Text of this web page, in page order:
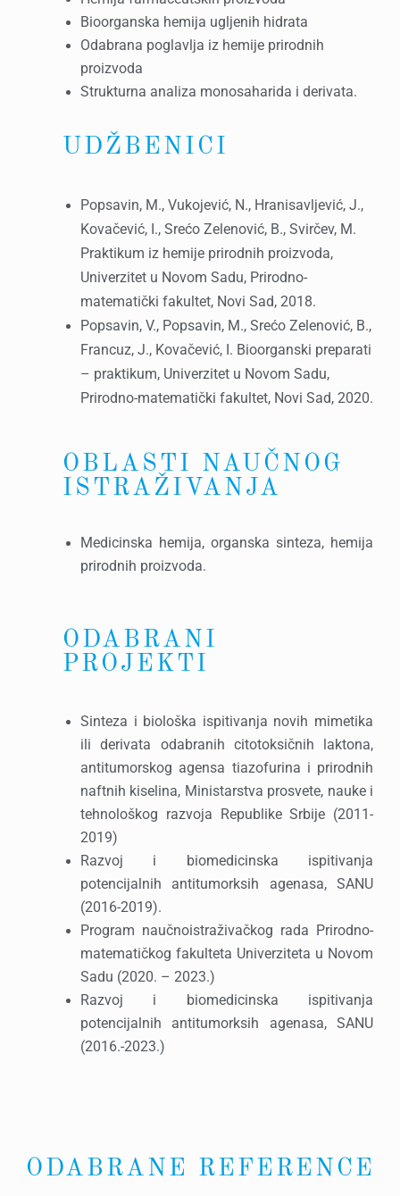
Bioorganska hemija ugljenih hidrata
Odabrana poglavlja iz hemije prirodnih
proizvoda
Strukturna analiza monosaharida i derivata.
UDŽBENICI
Popsavin, M., Vukojević, N., Hranisavljević, J.,
Kovačević, I., Srećo Zelenović, B., Svirčev, M.
Praktikum iz hemije prirodnih proizvoda,
Univerzitet u Novom Sadu, Prirodno-
matematički fakultet, Novi Sad, 2018.
Popsavin, V., Popsavin, M., Srećo Zelenović, B.,
Francuz, J., Kovačević, I. Bioorganski preparati
– praktikum, Univerzitet u Novom Sadu,
Prirodno-matematički fakultet, Novi Sad, 2020.
OBLASTI NAUČNOG
ISTRAŽIVANJA
Medicinska hemija, organska sinteza, hemija
prirodnih proizvoda.
ODABRANI
PROJEKTI
Sinteza i biološka ispitivanja novih mimetika
ili derivata odabranih citotoksičnih laktona,
antitumorskog agensa tiazofurina i prirodnih
naftnih kiselina, Ministarstva prosvete, nauke i
tehnološkog razvoja Republike Srbije (2011-
2019)
Razvoj i biomedicinska ispitivanja
potencijalnih antitumorksih agenasa, SANU
(2016-2019).
Program naučnoistraživačkog rada Prirodno-
matematičkog fakulteta Univerziteta u Novom
Sadu (2020. – 2023.)
Razvoj i biomedicinska ispitivanja
potencijalnih antitumorksih agenasa, SANU
(2016.-2023.)
ODABRANE REFERENCE